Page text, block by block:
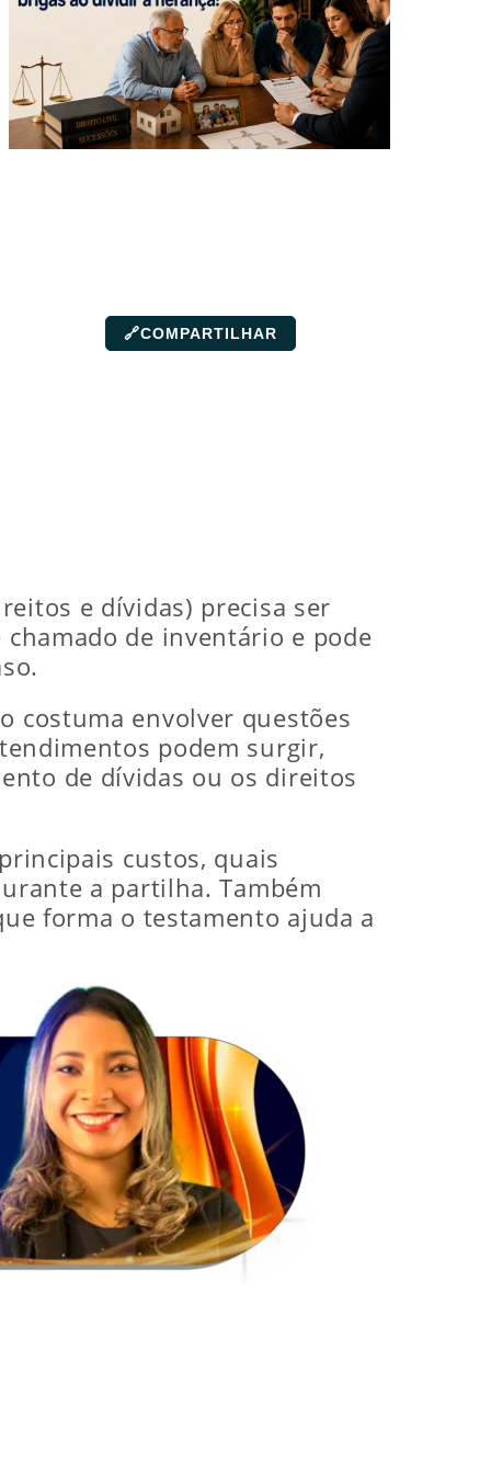
🔗COMPARTILHAR
e dívidas) precisa ser
de inventário e pode
costuma envolver questões
podem surgir,
de dívidas ou os direitos
custos, quais
a partilha. Também
forma o testamento ajuda a